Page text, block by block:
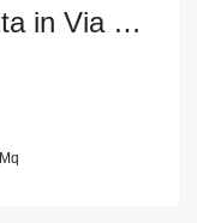
Appartamento in Vendita in Via Marinaio d’Italia, 50, Milazzo (Me)
Mq